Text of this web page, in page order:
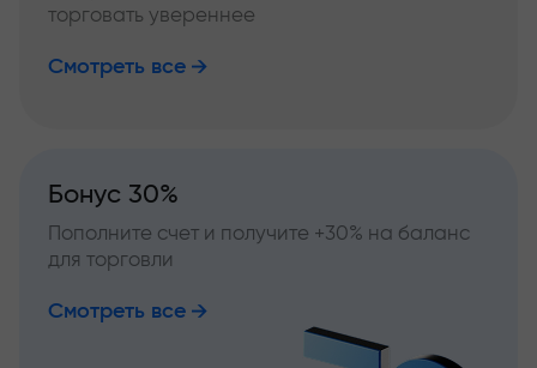
торговать увереннее
Смотреть все
Бонус 30%
Пополните счет и получите +30% на баланс
для торговли
Смотреть все